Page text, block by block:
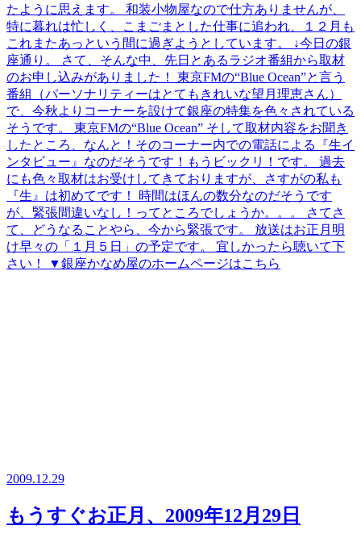
たように思えます。 和装小物屋なので仕方ありませんが、
特に暮れは忙しく、こまごまとした仕事に追われ、１２月も
これまたあっという間に過ぎようとしています。 ↓今日の銀
座通り。 さて、そんな中、先日とあるラジオ番組から取材
のお申し込みがありました！ 東京FMの“Blue Ocean”と言う
番組（パーソナリティーはとてもきれいな望月理恵さん）
で、今秋よりコーナーを設けて銀座の特集を色々されている
そうです。 東京FMの“Blue Ocean” そして取材内容をお聞き
したところ、なんと！そのコーナー内での電話による『生イ
ンタビュー』なのだそうです！もうビックリ！です。 過去
にも色々取材はお受けしてきておりますが、さすがの私も
『生』は初めてです！ 時間はほんの数分なのだそうです
が、緊張間違いなし！ってところでしょうか。。。 さてさ
て、どうなることやら、今から緊張です。 放送はお正月明
け早々の「１月５日」の予定です。 宜しかったら聴いて下
さい！ ▼銀座かなめ屋のホームページはこちら
2009.12.29
もうすぐお正月、2009年12月29日